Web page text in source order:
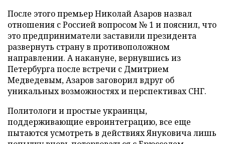
После этого премьер Николай Азаров назвал
отношения с Россией вопросом № 1 и пояснил, что
это предприниматели заставили президента
развернуть страну в противоположном
направлении. А накануне, вернувшись из
Петербурга после встречи с Дмитрием
Медведевым, Азаров заговорил вдруг об
уникальных возможностях и перспективах СНГ.
Политологи и простые украинцы,
поддерживающие евроинтеграцию, все еще
пытаются усмотреть в действиях Януковича лишь